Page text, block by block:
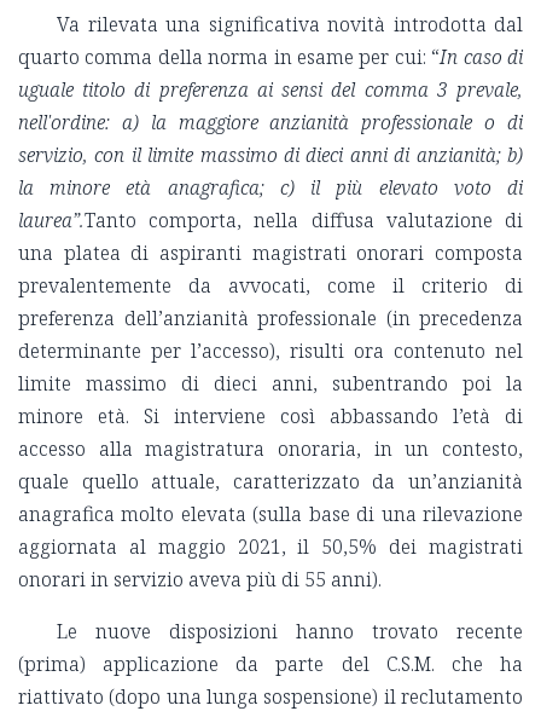
Va rilevata una significativa novità introdotta dal
quarto comma della norma in esame per cui: “In caso di
uguale titolo di preferenza ai sensi del comma 3 prevale,
nell'ordine: a) la maggiore anzianità professionale o di
servizio, con il limite massimo di dieci anni di anzianità; b)
la minore età anagrafica; c) il più elevato voto di
laurea”.Tanto comporta, nella diffusa valutazione di
una platea di aspiranti magistrati onorari composta
prevalentemente da avvocati, come il criterio di
preferenza dell’anzianità professionale (in precedenza
determinante per l’accesso), risulti ora contenuto nel
limite massimo di dieci anni, subentrando poi la
minore età. Si interviene così abbassando l’età di
accesso alla magistratura onoraria, in un contesto,
quale quello attuale, caratterizzato da un’anzianità
anagrafica molto elevata (sulla base di una rilevazione
aggiornata al maggio 2021, il 50,5% dei magistrati
onorari in servizio aveva più di 55 anni).
Le nuove disposizioni hanno trovato recente
(prima) applicazione da parte del C.S.M. che ha
riattivato (dopo una lunga sospensione) il reclutamento